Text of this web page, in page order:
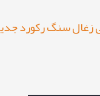
زغال سنگ رکورد